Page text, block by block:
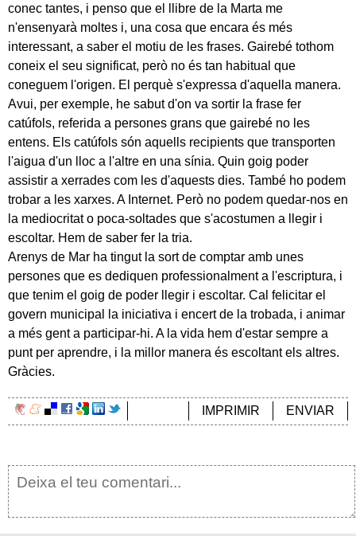
conec tantes, i penso que el llibre de la Marta me
n'ensenyarà moltes i, una cosa que encara és més
interessant, a saber el motiu de les frases. Gairebé tothom
coneix el seu significat, però no és tan habitual que
coneguem l'origen. El perquè s'expressa d'aquella manera.
Avui, per exemple, he sabut d'on va sortir la frase fer
catúfols, referida a persones grans que gairebé no les
entens. Els catúfols són aquells recipients que transporten
l'aigua d'un lloc a l'altre en una sínia. Quin goig poder
assistir a xerrades com les d'aquests dies. També ho podem
trobar a les xarxes. A Internet. Però no podem quedar-nos en
la mediocritat o poca-soltades que s'acostumen a llegir i
escoltar. Hem de saber fer la tria.
Arenys de Mar ha tingut la sort de comptar amb unes
persones que es dediquen professionalment a l'escriptura, i
que tenim el goig de poder llegir i escoltar. Cal felicitar el
govern municipal la iniciativa i encert de la trobada, i animar
a més gent a participar-hi. A la vida hem d'estar sempre a
punt per aprendre, i la millor manera és escoltant els altres.
Gràcies.
ENVIAR
IMPRIMIR